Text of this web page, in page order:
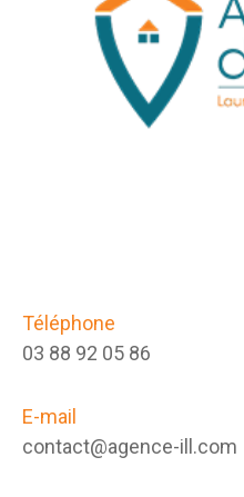
Téléphone
03 88 92 05 86
E-mail
contact@agence-ill.com